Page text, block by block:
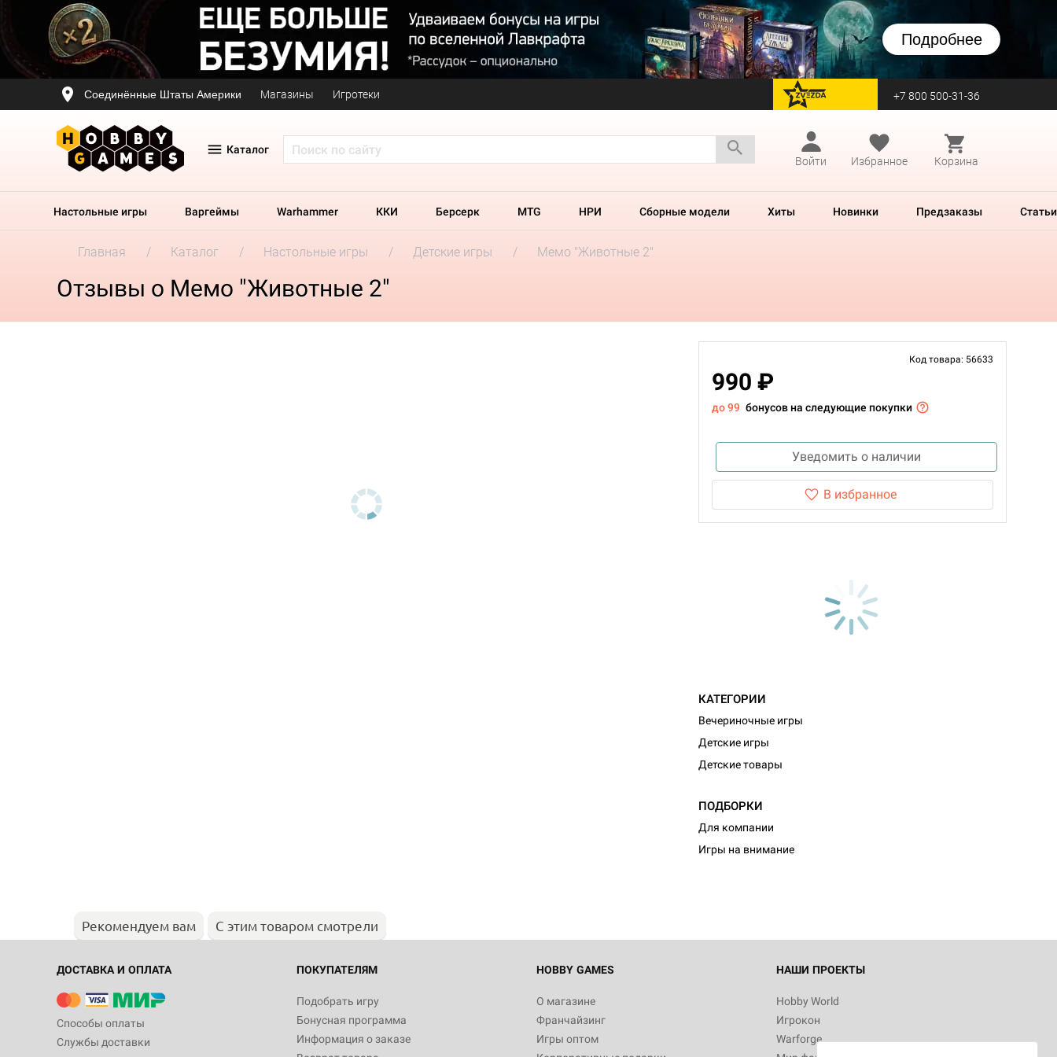
Подробнее
Соединённые Штаты Америки Магазины Игротеки перейти на Zvezda +7 800 500-31-36
Каталог
Войти
Избранное Корзина
Настольные игры Варгеймы Warhammer ККИ Берсерк MTG НРИ Сборные модели Хиты Новинки Предзаказы Статьи
Главная Каталог Настольные игры Детские игры Мемо "Животные 2"
Отзывы о Мемо "Животные 2"
Код товара: 56633
990 ₽
до 99 бонусов на следующие покупки
Уведомить о наличии
В избранное
КАТЕГОРИИ
Вечериночные игры
Детские игры
Детские товары
ПОДБОРКИ
Для компании
Игры на внимание
Рекомендуем вам С этим товаром смотрели
ДОСТАВКА И ОПЛАТА
Способы оплаты
Службы доставки
ПОКУПАТЕЛЯМ
Подобрать игру
Бонусная программа
Информация о заказе
HOBBY GAMES
О магазине
Франчайзинг
Игры оптом
НАШИ ПРОЕКТЫ
Hobby World
Игрокон
Warforge